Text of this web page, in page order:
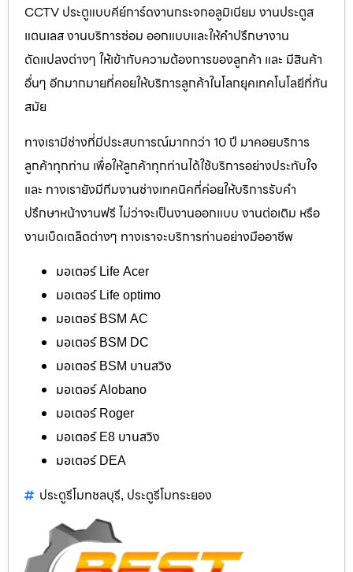
CCTV ประตูแบบคีย์การ์ดงานกระจกอลูมิเนียม งานประตูส
แตนเลส งานบริการซ่อม ออกแบบและให้คำปรึกษางาน
ดัดแปลงต่างๆ ให้เข้ากับความต้องการของลูกค้า และ มีสินค้า
อื่นๆ อีกมากมายที่คอยให้บริการลูกค้าในโลกยุคเทคโนโลยีที่ทัน
สมัย
ทางเรามีช่างที่มีประสบการณ์มากกว่า 10 ปี มาคอยบริการ
ลูกค้าทุกท่าน เพื่อให้ลูกค้าทุกท่านได้ใช้บริการอย่างประทับใจ
และ ทางเรายังมีทีมงานช่างเทคนิคที่ค่อยให้บริการรับคำ
ปรึกษาหน้างานฟรี ไม่ว่าจะเป็นงานออกแบบ งานต่อเติม หรือ
งานเบ็ดเตล็ดต่างๆ ทางเราจะบริการท่านอย่างมืออาชีพ
มอเตอร์ Life Acer
มอเตอร์ Life optimo
มอเตอร์ BSM AC
มอเตอร์ BSM DC
มอเตอร์ BSM บานสวิง
มอเตอร์ Alobano
มอเตอร์ Roger
มอเตอร์ E8 บานสวิง
มอเตอร์ DEA
ประตูรีโมทชลบุรี, ประตูรีโมทระยอง